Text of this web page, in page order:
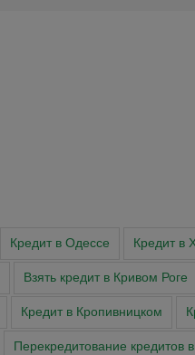
Кредит в Одессе Кредит в
Взять кредит в Кривом Роге
Кредит в Кропивницком
Перекредитование кредитов